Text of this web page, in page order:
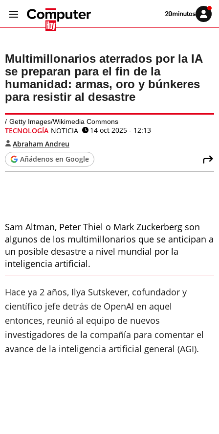
Volver
Iniciar
sesión
Multimillonarios aterrados por la IA
se preparan para el fin de la
humanidad: armas, oro y búnkeres
para resistir al desastre
Getty Images/Wikimedia Commons
TECNOLOGÍA NOTICIA
14 oct 2025 - 12:13
Abraham Andreu
Añádenos en Google
Sam Altman, Peter Thiel o Mark Zuckerberg son
algunos de los multimillonarios que se anticipan a
un posible desastre a nivel mundial por la
inteligencia artificial.
Hace ya 2 años, Ilya Sutskever, cofundador y
científico jefe detrás de OpenAI en aquel
entonces, reunió al equipo de nuevos
investigadores de la compañía para comentar el
avance de la inteligencia artificial general (AGI).